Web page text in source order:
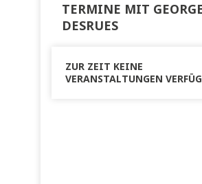
TERMINE MIT
DESRUES
ZUR ZEIT KEINE
VERANSTALTUNGEN